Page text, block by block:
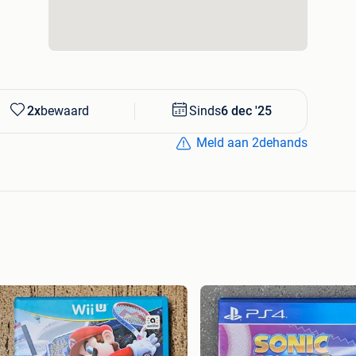
Infinity 40 euro
2xbewaard Sinds6 dec '25
Meld aan 2dehands